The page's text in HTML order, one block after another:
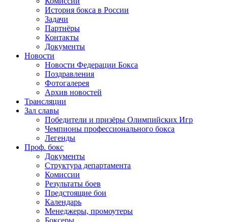
История бокса в России
Задачи
Партнёры
Контакты
Документы
Новости
Новости Федерации Бокса
Поздравления
Фотогалерея
Архив новостей
Трансляции
Зал славы
Победители и призёры Олимпийских Игр
Чемпионы профессионального бокса
Легенды
Проф. бокс
Документы
Структура департамента
Комиссии
Результаты боев
Предстоящие бои
Календарь
Менеджеры, промоутеры
Боксеры